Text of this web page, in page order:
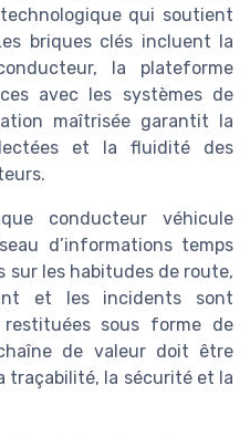
qui soutient
briques clés incluent la
la plateforme
avec les systèmes de
maîtrisée garantit la
et la fluidité des
conducteur véhicule
d’informations temps
sur les habitudes de route,
et les incidents sont
sous forme de
de valeur doit être
traçabilité, la sécurité et la